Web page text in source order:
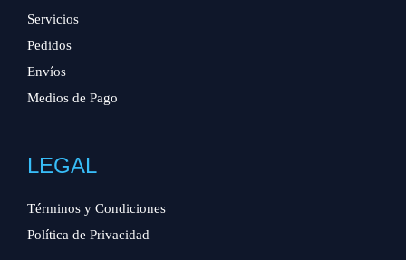
Servicios
Pedidos
Envíos
Medios de Pago
LEGAL
Términos y Condiciones
Política de Privacidad